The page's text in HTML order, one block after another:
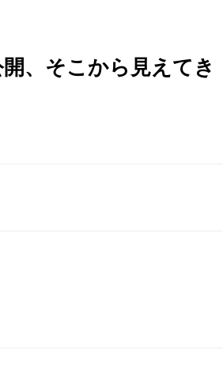
、そこから見えてき